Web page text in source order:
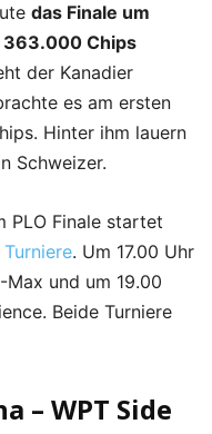
das Finale um
363.000 Chips
der Kanadier
es am ersten
Hinter ihm lauern
Schweizer.
PLO Finale startet
. Um 17.00 Uhr
Max und um 19.00
Beide Turniere
– WPT Side